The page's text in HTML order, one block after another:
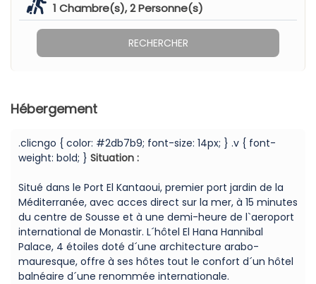
1 Chambre(s),2Personne(s)
RECHERCHER
Hébergement
.clicngo { color: #2db7b9; font-size: 14px; } .v { font-
weight: bold; } Situation :
Situé dans le Port El Kantaoui, premier port jardin de la
Méditerranée, avec acces direct sur la mer, à 15 minutes
du centre de Sousse et à une demi-heure de l`aeroport
international de Monastir. L´hôtel El Hana Hannibal
Palace, 4 étoiles doté d´une architecture arabo-
mauresque, offre à ses hôtes tout le confort d´un hôtel
balnéaire d´une renommée internationale.